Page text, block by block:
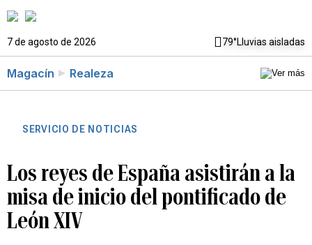
7 de agosto de 2026 79°Lluvias aisladas
Magacín Realeza
SERVICIO DE NOTICIAS
Los reyes de España asistirán a la
misa de inicio del pontificado de
León XIV